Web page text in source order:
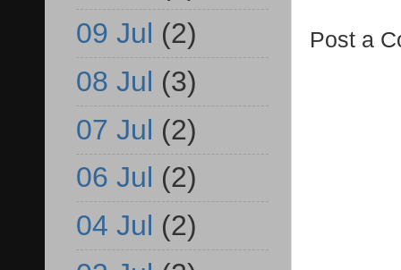
Post a
09 Jul (2)
08 Jul (3)
07 Jul (2)
06 Jul (2)
04 Jul (2)